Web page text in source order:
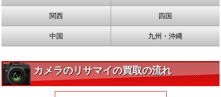
関西 四国
中国 九州・沖縄